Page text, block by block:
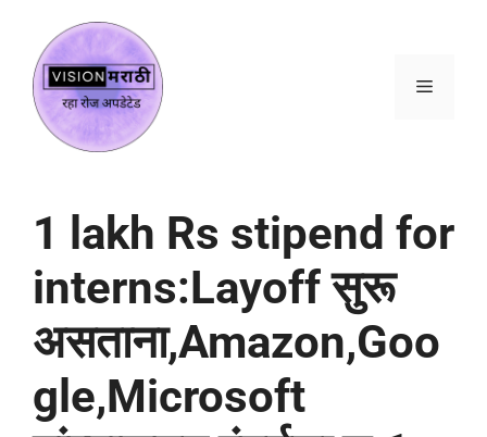
1 lakh Rs stipend for
interns:Layoff सुरू
असताना,Amazon,Goo
gle,Microsoft